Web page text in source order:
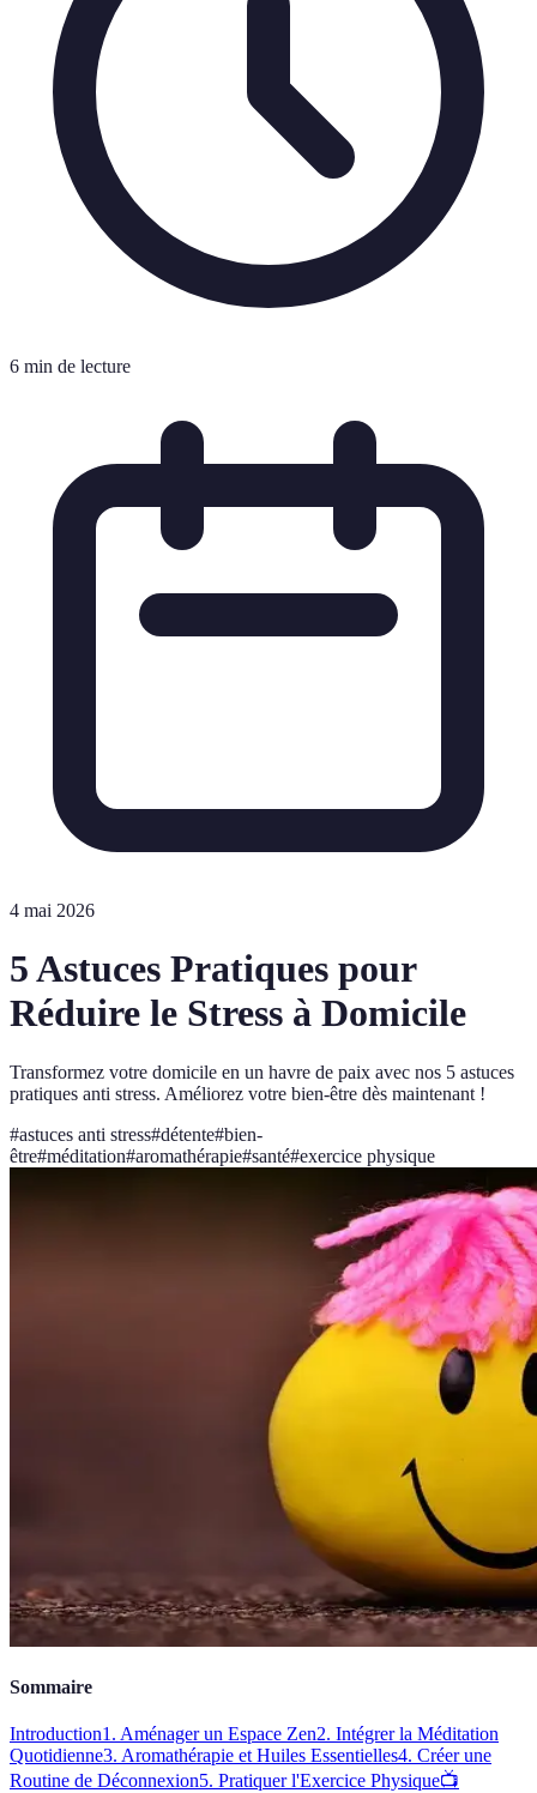
6 min de lecture
4 mai 2026
5 Astuces Pratiques pour
Réduire le Stress à Domicile
Transformez votre domicile en un havre de paix avec nos 5 astuces
pratiques anti stress. Améliorez votre bien-être dès maintenant !
#astuces anti stress#détente#bien-
être#méditation#aromathérapie#santé#exercice physique
Sommaire
Introduction1. Aménager un Espace Zen2. Intégrer la Méditation
Quotidienne3. Aromathérapie et Huiles Essentielles4. Créer une
Routine de Déconnexion5. Pratiquer l'Exercice Physique📺